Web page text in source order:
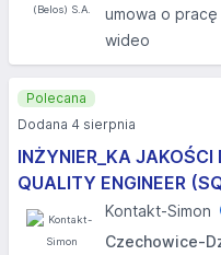
umowa o pracę
wideo
INŻYNIER_KA
QUALITY ENGINEER
Kontakt-Simon
Czechowice-
Polecana
Dodana 4 sierpnia